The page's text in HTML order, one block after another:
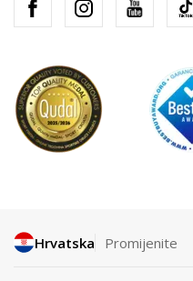
Hrvatska Promijenite